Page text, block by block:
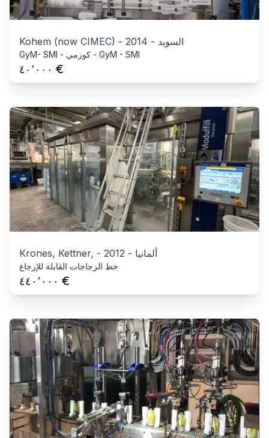
Kohem (now CIMEC) - 2014 - السويد
GyM- SMI - كوزمي - GyM - SMI
٤٠٬٠٠٠ €
Krones, Kettner, - 2012 - ألمانيا
خط الزجاجات القابلة للإرجاع
٤٤٠٬٠٠٠ €